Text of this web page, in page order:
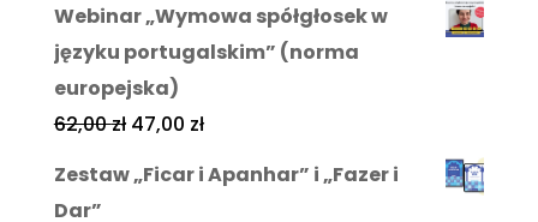
Webinar „Wymowa spółgłosek w
języku portugalskim” (norma
europejska)
62,00zł 47,00 zł
Zestaw „Ficar i Apanhar” i „Fazer i
Dar”